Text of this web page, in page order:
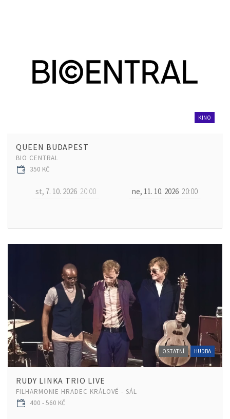
KINO
QUEEN BUDAPEST
BIO CENTRAL
350 KČ
st, 7. 10. 2026 20:00 ne, 11. 10. 2026 20:00
OSTATNÍ HUDBA
RUDY LINKA TRIO LIVE
FILHARMONIE HRADEC KRÁLOVÉ - SÁL
400 - 560 KČ